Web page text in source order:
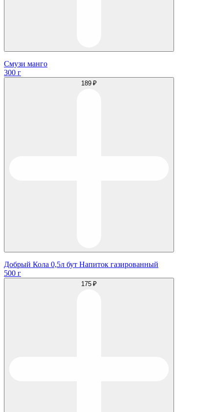
Смузи манго
300 г
189 ₽
Добрый Кола 0,5л бут Напиток газированный
500 г
175 ₽